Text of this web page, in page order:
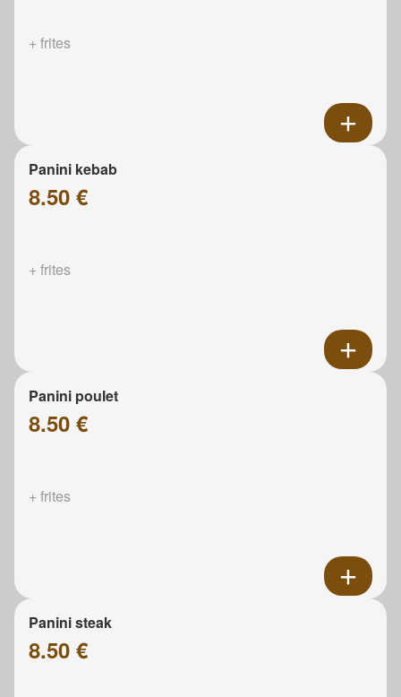
+ frites
Panini kebab
8.50 €
+ frites
Panini poulet
8.50 €
+ frites
Panini steak
8.50 €